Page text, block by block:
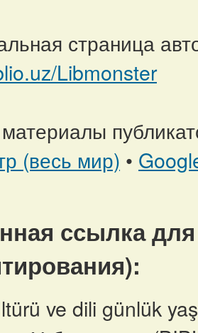
страница
Libmonster
(весь мир) •
ссылка
ve dili günlük